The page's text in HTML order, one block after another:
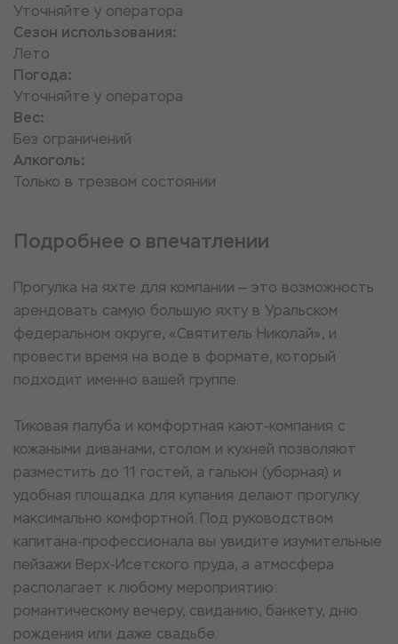
Уточняйте у оператора
Сезон использования:
Лето
Погода:
Уточняйте у оператора
Вес:
Без ограничений
Алкоголь:
Только в трезвом состоянии
Подробнее о впечатлении
Прогулка на яхте для компании — это возможность
арендовать самую большую яхту в Уральском
федеральном округе, «Святитель Николай», и
провести время на воде в формате, который
подходит именно вашей группе.
Тиковая палуба и комфортная кают-компания с
кожаными диванами, столом и кухней позволяют
разместить до 11 гостей, а гальюн (уборная) и
удобная площадка для купания делают прогулку
максимально комфортной. Под руководством
капитана-профессионала вы увидите изумительные
пейзажи Верх-Исетского пруда, а атмосфера
располагает к любому мероприятию:
романтическому вечеру, свиданию, банкету, дню
рождения или даже свадьбе.